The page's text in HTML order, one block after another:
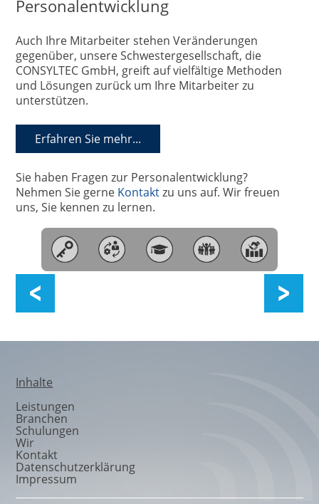
Personalentwicklung
Auch Ihre Mitarbeiter stehen Veränderungen
gegenüber, unsere Schwestergesellschaft, die
CONSYLTEC GmbH, greift auf vielfältige Methoden
und Lösungen zurück um Ihre Mitarbeiter zu
unterstützen.
Erfahren Sie mehr...
Sie haben Fragen zur Personalentwicklung?
Nehmen Sie gerne Kontaktzu uns auf. Wir freuen
uns, Sie kennen zu lernen.
Inhalte
Leistungen
Branchen
Schulungen
Wir
Kontakt
Datenschutzerklärung
Impressum